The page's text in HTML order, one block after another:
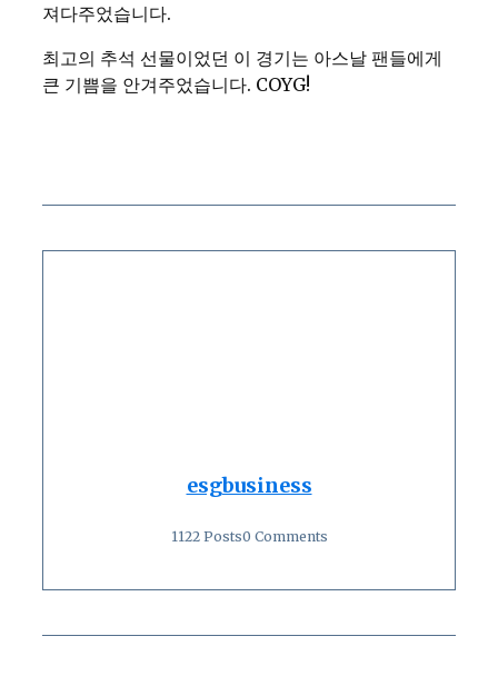
져다주었습니다.
최고의 추석 선물이었던 이 경기는 아스날 팬들에게
큰 기쁨을 안겨주었습니다. COYG!
esgbusiness
1122 Posts0 Comments